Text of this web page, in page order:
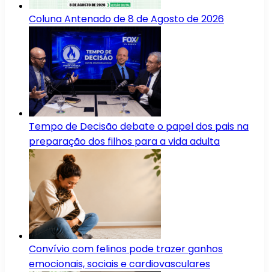
Coluna Antenado de 8 de Agosto de 2026
Tempo de Decisão debate o papel dos pais na
preparação dos filhos para a vida adulta
Convívio com felinos pode trazer ganhos
emocionais, sociais e cardiovasculares